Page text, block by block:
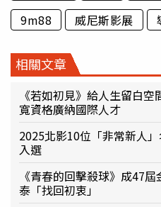
9m88
威尼斯影展
相關文章
《若如初見》給人生留白
寬資格廣納國際人才
2025北影10位「非常新人
入選
《青春的回擊殺球》成47
泰「找回初衷」